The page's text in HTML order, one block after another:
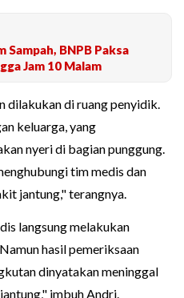
Sampah, BNPB Paksa
Jam 10 Malam
dilakukan di ruang penyidik.
keluarga, yang
nyeri di bagian punggung.
tim medis dan
jantung," terangnya.
langsung melakukan
hasil pemeriksaan
dinyatakan meninggal
imbuh Andri.